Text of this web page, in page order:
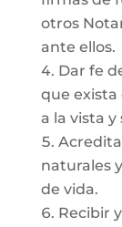
otros
ante ellos.
Dar fe
que
a la vista
naturales
de vida.
Recibir